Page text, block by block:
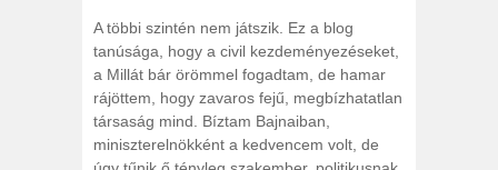
A többi szintén nem játszik. Ez a blog
tanúsága, hogy a civil kezdeményezéseket,
a Millát bár örömmel fogadtam, de hamar
rájöttem, hogy zavaros fejű, megbízhatatlan
társaság mind. Bíztam Bajnaiban,
miniszterelnökként a kedvencem volt, de